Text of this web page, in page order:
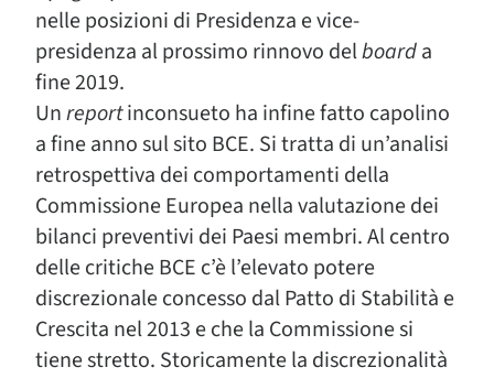
nelle posizioni di Presidenza e vice-
presidenza al prossimo rinnovo delboarda
fine 2019.
Unreportinconsueto ha infine fatto capolino
a fine anno sul sito BCE. Si tratta di un’analisi
retrospettiva dei comportamenti della
Commissione Europea nella valutazione dei
bilanci preventivi dei Paesi membri. Al centro
delle critiche BCE c’è l’elevato potere
discrezionale concesso dal Patto di Stabilità e
Crescita nel 2013 e che la Commissione si
tiene stretto. Storicamente la discrezionalità